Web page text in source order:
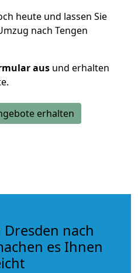
heute und lassen Sie
nach Tengen
aus und erhalten
erhalten
nach
es Ihnen